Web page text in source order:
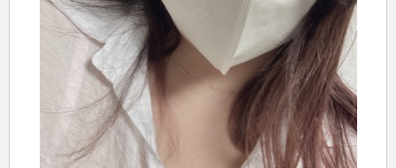
識がと防衛本能故に、つい感情的になって反論した…はあるかもしれ
ません。 落ち度があった以上、言われるのは致し方ないとはい
お互い様じゃないかしら？ 議論や反論とかする時はお互い冷静じゃ
ないし、それぞれ良くなかったところはあると思うんで、素直に認め
てごめんなさいと謝るのが、1番の解決かな？？？ そして今後は、仮
に相手の意見が間違ってたとしても、そういう意見もあるんだ
分の意見も言いつつ、相手の意見もしっかり聞く態度を示せばいいか
なぁと考えてるのですが…。 皆さまは、どう考えますか？？ 次は